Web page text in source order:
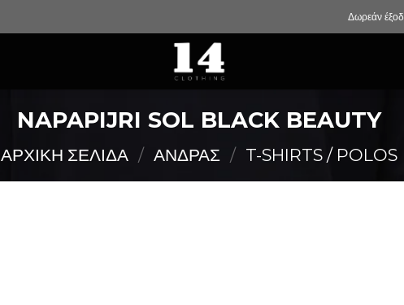
Δωρεάν
NAPAPIJRI SOL BLACK BEAUTY
ΑΡΧΙΚΉ ΣΕΛΊΔΑ / ΑΝΔΡΑΣ / T-SHIRTS / POLOS